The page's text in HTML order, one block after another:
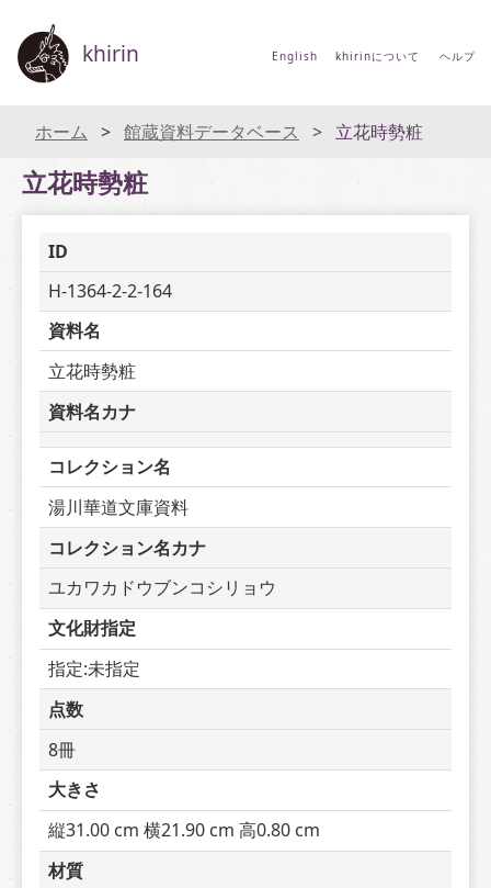
khirin English khirinについて ヘルプ
ホーム 館蔵資料データベース 立花時勢粧
立花時勢粧
ID
H-1364-2-2-164
資料名
立花時勢粧
資料名カナ
コレクション名
湯川華道文庫資料
コレクション名カナ
ユカワカドウブンコシリョウ
文化財指定
指定:未指定
点数
8冊
大きさ
縦31.00 cm 横21.90 cm 高0.80 cm
材質